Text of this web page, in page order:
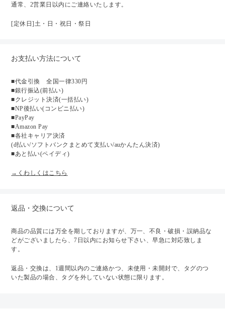
通常、2営業日以内にご連絡いたします。
[定休日]土・日・祝日・祭日
お支払い方法について
■代金引換 全国一律330円
■銀行振込(前払い)
■クレジット決済(一括払い)
■NP後払い(コンビニ払い)
■PayPay
■Amazon Pay
■各社キャリア決済
(d払い/ソフトバンクまとめて支払い/auかんたん決済)
■あと払い(ペイディ)
→くわしくはこちら
返品・交換について
商品の品質には万全を期しておりますが、万一、不良・破損・誤納品な
どがございましたら、7日以内にお知らせ下さい、早急に対応致しま
す。
返品・交換は、1週間以内のご連絡かつ、未使用・未開封で、タグのつ
いた製品の場合、タグを外していない状態に限ります。